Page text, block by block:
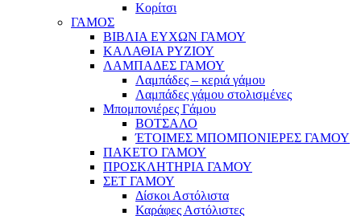
Κορίτσι
ΓΑΜΟΣ
ΒΙΒΛΙΑ ΕΥΧΩΝ ΓΑΜΟΥ
ΚΑΛΑΘΙΑ ΡΥΖΙΟΥ
ΛΑΜΠΑΔΕΣ ΓΑΜΟΥ
Λαμπάδες – κεριά γάμου
Λαμπάδες γάμου στολισμένες
Μπομπονιέρες Γάμου
ΒΟΤΣΑΛΟ
ΈΤΟΙΜΕΣ ΜΠΟΜΠΟΝΙΕΡΕΣ ΓΑΜΟΥ
ΠΑΚΕΤΟ ΓΑΜΟΥ
ΠΡΟΣΚΛΗΤΗΡΙΑ ΓΑΜΟΥ
ΣΕΤ ΓΑΜΟΥ
Δίσκοι Αστόλιστα
Καράφες Αστόλιστες